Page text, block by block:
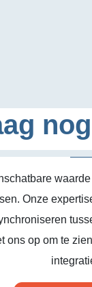
Onze
ons op om te